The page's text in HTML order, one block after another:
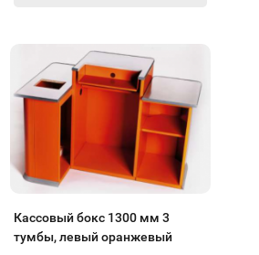
Кассовый бокс 1300 мм 3
тумбы, левый оранжевый